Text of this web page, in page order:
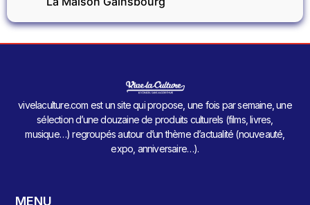
vivelaculture.com est un site qui propose, une fois par semaine, une
sélection d’une douzaine de produits culturels (films, livres,
musique…) regroupés autour d’un thème d’actualité (nouveauté,
expo, anniversaire…).
MENU